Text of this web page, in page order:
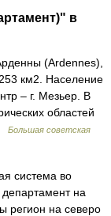
в
(Ardennes),
км2. Население
‒ г. Мезьер. В
областей
Большая советская
система во
на
регион на северо